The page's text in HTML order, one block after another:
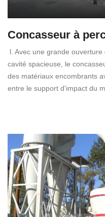
Concasseur à
l. Avec une grande
cavité spacieuse, le
des matériaux encombrants
entre le support d'impact du